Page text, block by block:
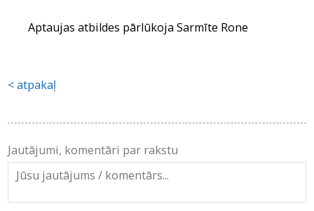
Aptaujas atbildes pārlūkoja Sarmīte Rone
atpakaļ
Jautājumi, komentāri par rakstu